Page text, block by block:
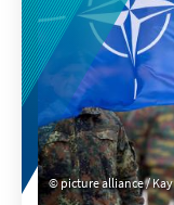
picture alliance /